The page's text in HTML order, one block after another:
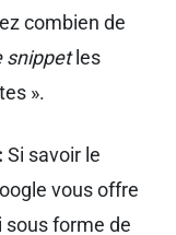
combien de
snippetles
».
Si savoir le
vous offre
sous forme de